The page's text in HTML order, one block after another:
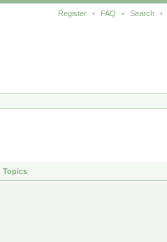
Register • FAQ • Search •
Topics